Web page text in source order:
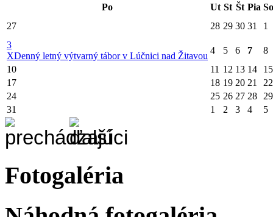
Po Ut St Št Pia So
27
28 29 30 31
1
3
XDenný letný výtvarný tábor v Lúčnici nad Žitavou
4 5 6 7
8
10
11 12 13 14
15
17
18 19 20 21
22
24
25 26 27 28
29
31
1 2 3 4 5
Fotogaléria